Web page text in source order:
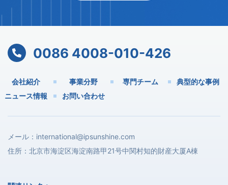
0086 4008-010-426
会社紹介 事業分野 専門チーム
典型的な事例
ニュース情報
お問い合わせ
メール： international@ipsunshine.com
住所：北京市海淀区海淀南路甲21号中関村知的財産大厦A棟